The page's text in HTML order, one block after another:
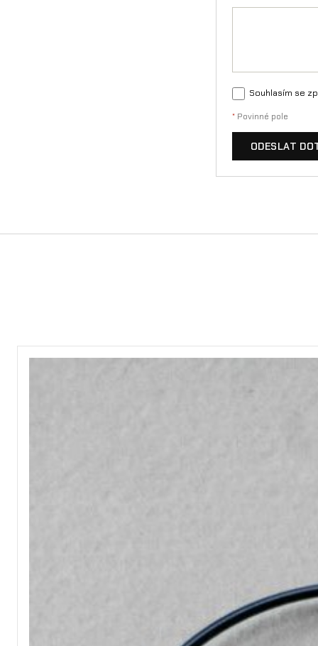
Souhlasím se
* Povinné pole
ODESLAT